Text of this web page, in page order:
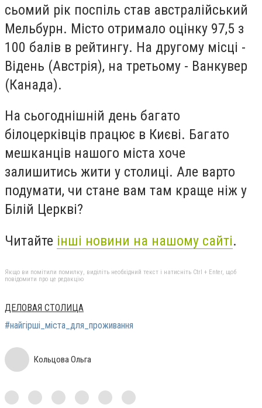
сьомий рік поспіль став австралійський
Мельбурн. Місто отримало оцінку 97,5 з
100 балів в рейтингу. На другому місці -
Відень (Австрія), на третьому - Ванкувер
(Канада).
На сьогоднішній день багато
білоцерківців працює в Києві. Багато
мешканців нашого міста хоче
залишитись жити у столиці. Але варто
подумати, чи стане вам там краще ніж у
Білій Церкві?
Читайте інші новини на нашому сайті.
Якщо ви помітили помилку, виділіть необхідний текст і натисніть Ctrl + Enter, щоб
повідомити про це редакцію
ДЕЛОВАЯ СТОЛИЦА
#найгірші_міста_для_проживання
Кольцова Ольга